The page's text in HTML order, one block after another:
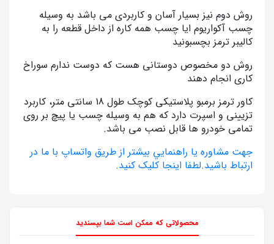
روش دوم نیز بسیار آسان و کاربردی می باشد به وسیله
چسب آکواریوم ایا چسب همه کاره از داخل قطعه را به
کالیبر ترمز بچسبونید
روش دو مخصوص دوستانی هست که دوست ندارم سوراخ
کاری انجام دهند
کاور ترمز برمبو پلاستیکی کوچک طول 18 سانتی متر، کاربرد
تزیینی و اسپرت دارد که هم به وسیله چسب یا پیچ بر روی
تمامی خودرو ها قابل نصب می باشد.
جهت مشاوره يا راهنمايي بيشتر از طريق واتساپ با ما در
ارتباط باشيد.لطفا اينجا کليک کنيد.
محصولاتی که ممکن است شما بپسندید